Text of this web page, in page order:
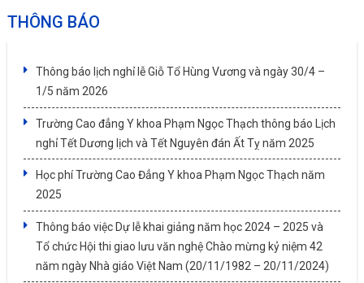
THÔNG BÁO
Thông báo lịch nghỉ lễ Giỗ Tổ Hùng Vương và ngày 30/4 –
1/5 năm 2026
Trường Cao đẳng Y khoa Phạm Ngọc Thạch thông báo Lịch
nghỉ Tết Dương lịch và Tết Nguyên đán Ất Tỵ năm 2025
Học phí Trường Cao Đẳng Y khoa Phạm Ngọc Thạch năm
2025
Thông báo việc Dự lễ khai giảng năm học 2024 – 2025 và
Tổ chức Hội thi giao lưu văn nghệ Chào mừng kỷ niệm 42
năm ngày Nhà giáo Việt Nam (20/11/1982 – 20/11/2024)